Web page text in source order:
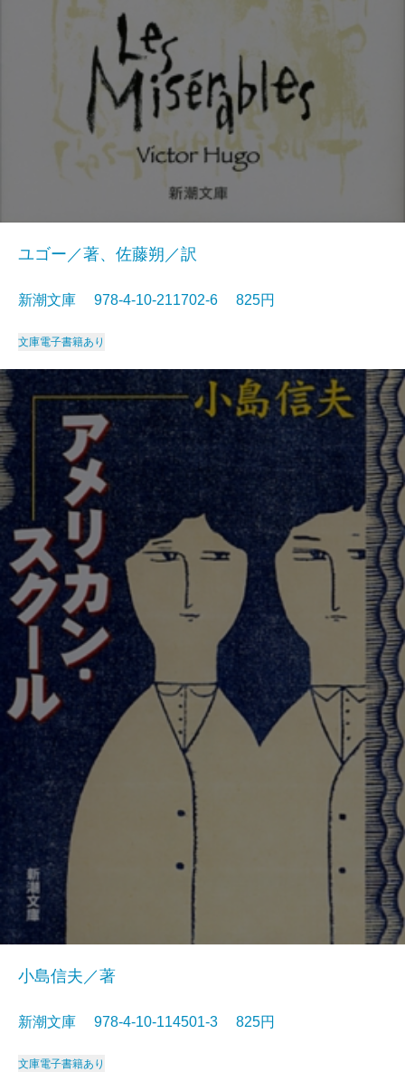
ユゴー／著、佐藤朔／訳
新潮文庫 978-4-10-211702-6 825円
文庫電子書籍あり
小島信夫／著
新潮文庫 978-4-10-114501-3 825円
文庫電子書籍あり